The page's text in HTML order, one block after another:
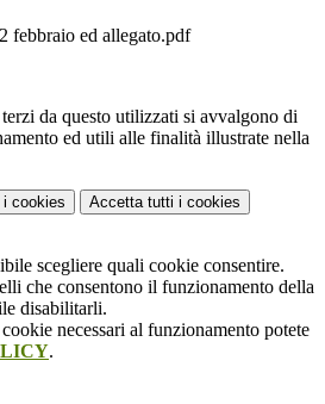
febbraio ed allegato.pdf
da questo utilizzati si avvalgono di
ed utili alle finalità illustrate nella
i cookies Accetta tutti i cookies
scegliere quali cookie consentire.
che consentono il funzionamento della
disabilitarli.
necessari al funzionamento potete
.